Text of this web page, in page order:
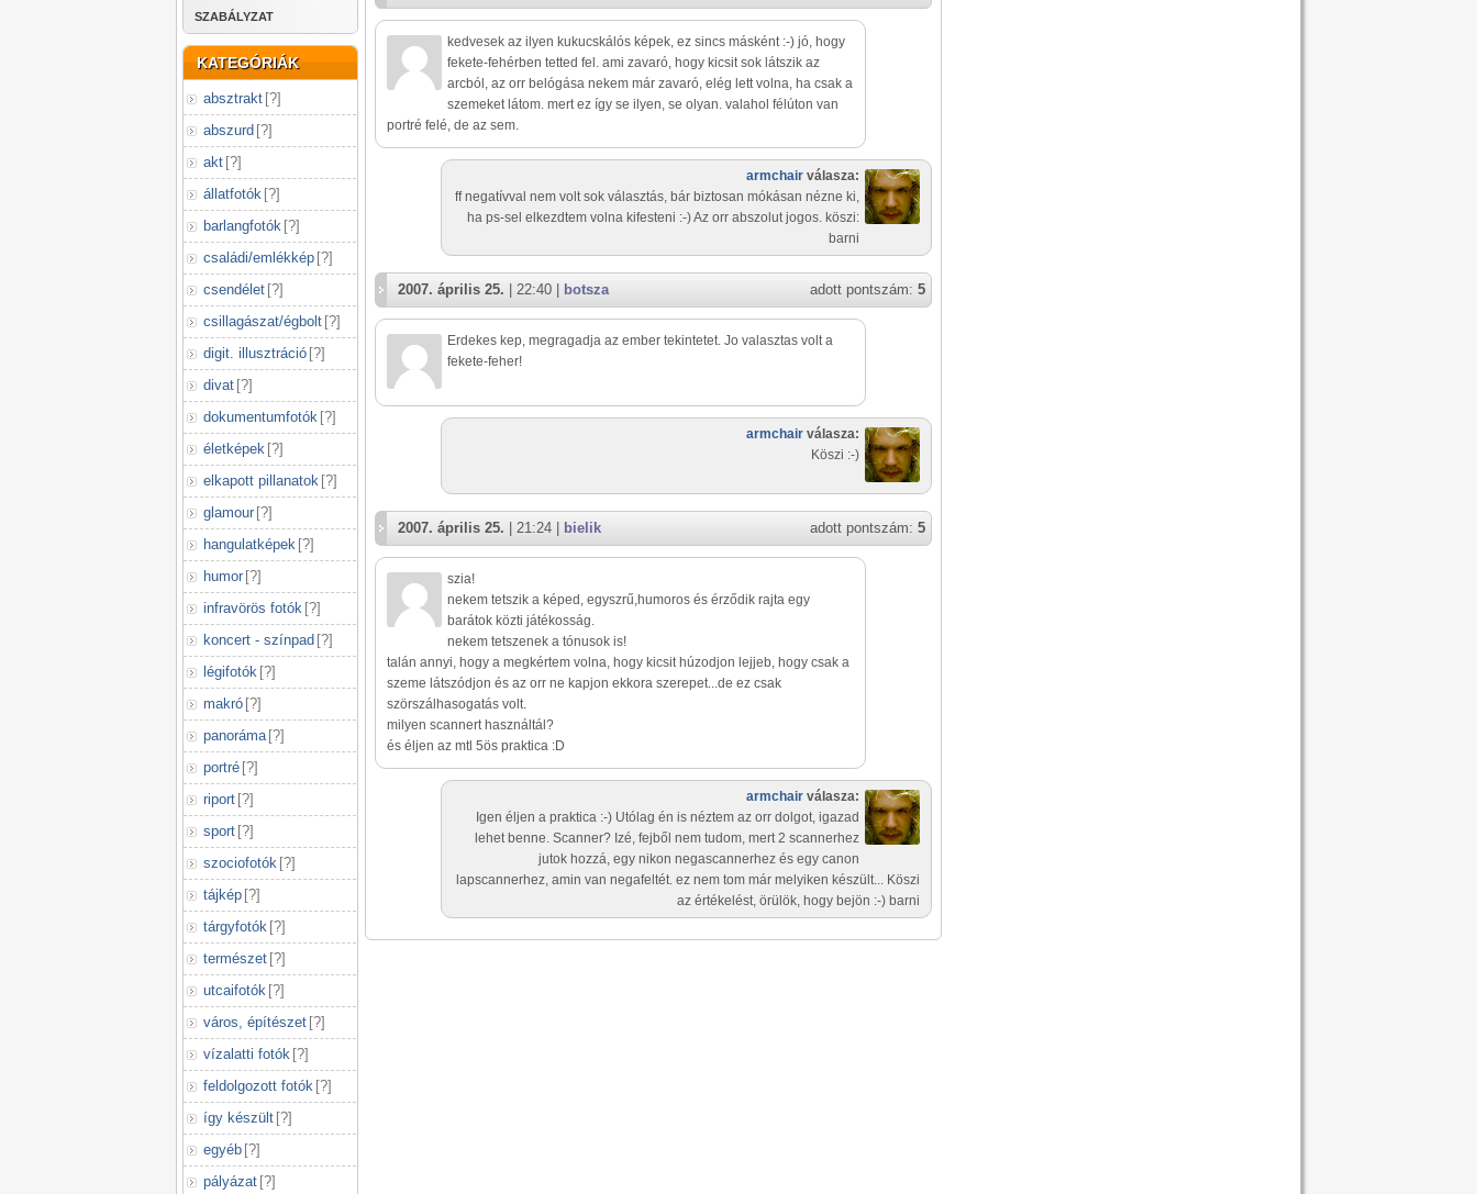
SZABÁLYZAT
KATEGÓRIÁK
absztrakt [?]
abszurd [?]
akt [?]
állatfotók [?]
barlangfotók [?]
családi/emlékkép [?]
csendélet [?]
csillagászat/égbolt [?]
digit. illusztráció [?]
divat [?]
dokumentumfotók [?]
életképek [?]
elkapott pillanatok [?]
glamour [?]
hangulatképek [?]
humor [?]
infravörös fotók [?]
koncert - színpad [?]
légifotók [?]
makró [?]
panoráma [?]
portré [?]
riport [?]
sport [?]
szociofotók [?]
tájkép [?]
tárgyfotók [?]
természet [?]
utcaifotók [?]
város, építészet [?]
vízalatti fotók [?]
feldolgozott fotók [?]
így készült [?]
egyéb [?]
pályázat [?]
kedvesek az ilyen kukucskálós képek, ez sincs másként :-) jó, hogy
fekete-fehérben tetted fel. ami zavaró, hogy kicsit sok látszik az
arcból, az orr belógása nekem már zavaró, elég lett volna, ha csak a
szemeket látom. mert ez így se ilyen, se olyan. valahol félúton van
portré felé, de az sem.
armchair válasza:
ff negatívval nem volt sok választás, bár biztosan mókásan nézne ki,
ha ps-sel elkezdtem volna kifesteni :-) Az orr abszolut jogos. köszi:
barni
adott pontszám: 5
2007. április 25. | 22:40 | botsza
Erdekes kep, megragadja az ember tekintetet. Jo valasztas volt a
fekete-feher!
armchair válasza:
Köszi :-)
adott pontszám: 5
2007. április 25. | 21:24 | bielik
szia!
nekem tetszik a képed, egyszrű,humoros és érződik rajta egy
barátok közti játékosság.
nekem tetszenek a tónusok is!
talán annyi, hogy a megkértem volna, hogy kicsit húzodjon lejjeb, hogy csak a
szeme látszódjon és az orr ne kapjon ekkora szerepet...de ez csak
szörszálhasogatás volt.
milyen scannert használtál?
és éljen az mtl 5ös praktica :D
armchair válasza:
Igen éljen a praktica :-) Utólag én is néztem az orr dolgot, igazad
lehet benne. Scanner? Izé, fejből nem tudom, mert 2 scannerhez
jutok hozzá, egy nikon negascannerhez és egy canon
lapscannerhez, amin van negafeltét. ez nem tom már melyiken készült... Köszi
az értékelést, örülök, hogy bejön :-) barni